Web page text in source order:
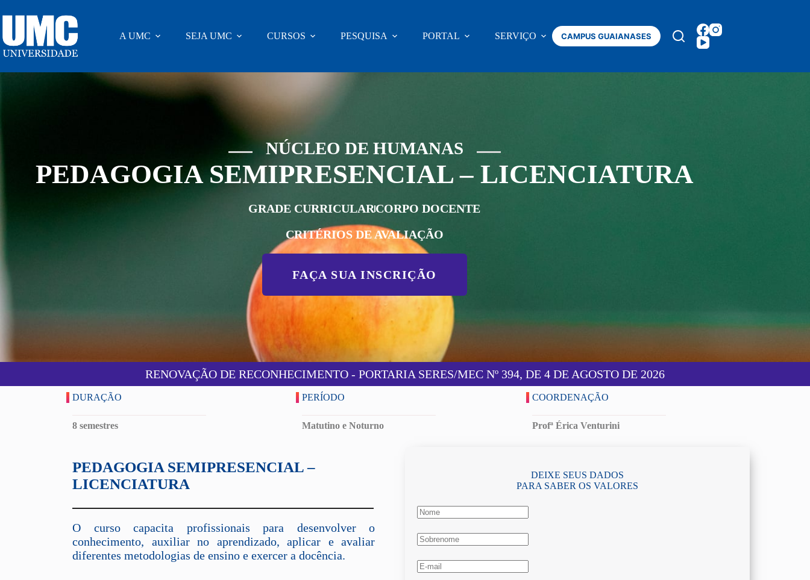
A UMC SEJA UMC CURSOS PESQUISA PORTAL SERVIÇO Mais
CAMPUS GUAIANASES
NÚCLEO DE HUMANAS
PEDAGOGIA SEMIPRESENCIAL – LICENCIATURA
GRADE CURRICULARCORPO DOCENTE
CRITÉRIOS DE AVALIAÇÃO
FAÇA SUA INSCRIÇÃO
RENOVAÇÃO DE RECONHECIMENTO - PORTARIA SERES/MEC Nº 394, DE 4 DE AGOSTO DE 2026
DURAÇÃO
8 semestres
PERÍODO
Matutino e Noturno
COORDENAÇÃO
Profª Érica Venturini
PEDAGOGIA SEMIPRESENCIAL –
LICENCIATURA
O curso capacita profissionais para desenvolver o
conhecimento, auxiliar no aprendizado, aplicar e avaliar
diferentes metodologias de ensino e exercer a docência.
DEIXE SEUS DADOS
PARA SABER OS VALORES